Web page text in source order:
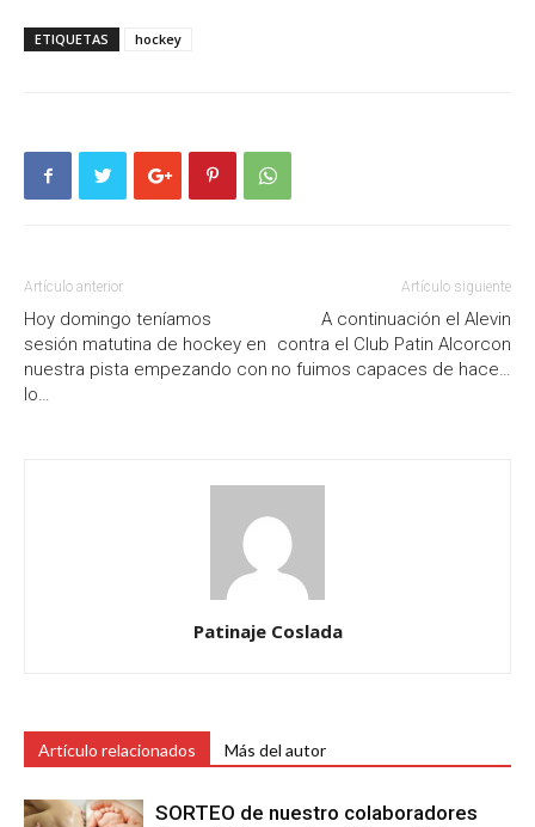
ETIQUETAS hockey
Artículo anterior
Hoy domingo teníamos
sesión matutina de hockey en
nuestra pista empezando con
lo…
Artículo siguiente
A continuación el Alevin
contra el Club Patin Alcorcon
no fuimos capaces de hace…
Patinaje Coslada
Artículo relacionados Más del autor
SORTEO de nuestro colaboradores